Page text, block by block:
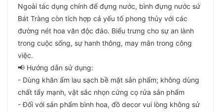
Ngoài tác dụng chính để đựng nước, bình đựng nước sứ
Bát Tràng còn tích hợp cả yếu tố phong thủy với các
đường nét hoa văn độc đáo. Biểu trưng cho sự an lành
trong cuộc sống, sự hanh thông, may mắn trong công
việc.
📢 Hướng dẫn sử dụng:
- Dùng khăn ẩm lau sạch bề mặt sản phẩm; không dùng
chất tẩy mạnh, vật sắc nhọn cứng cọ rửa sản phẩm
- Đối với sản phẩm bình hoa, đồ decor vui lòng không sử